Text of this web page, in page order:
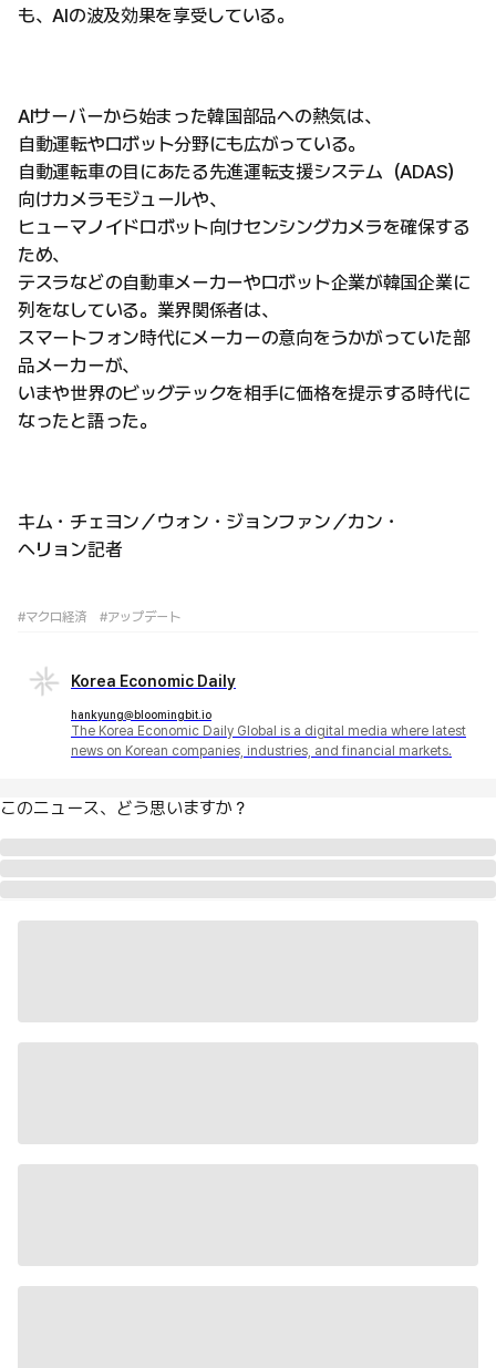
も、AIの波及効果を享受している。
AIサーバーから始まった韓国部品への熱気は、
自動運転やロボット分野にも広がっている。
自動運転車の目にあたる先進運転支援システム（ADAS）
向けカメラモジュールや、
ヒューマノイドロボット向けセンシングカメラを確保する
ため、
テスラなどの自動車メーカーやロボット企業が韓国企業に
列をなしている。業界関係者は、
スマートフォン時代にメーカーの意向をうかがっていた部
品メーカーが、
いまや世界のビッグテックを相手に価格を提示する時代に
なったと語った。
キム・チェヨン／ウォン・ジョンファン／カン・
ヘリョン記者
#マクロ経済 #アップデート
Korea Economic Daily
hankyung@bloomingbit.io
The Korea Economic Daily Global is a digital media where latest
news on Korean companies, industries, and financial markets.
このニュース、どう思いますか？